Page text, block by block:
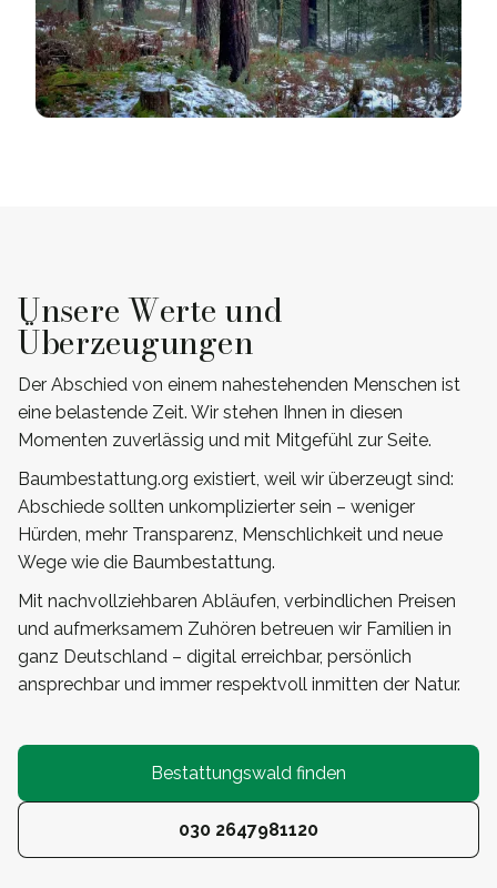
Unsere Werte und
Überzeugungen
Der Abschied von einem nahestehenden Menschen ist
eine belastende Zeit. Wir stehen Ihnen in diesen
Momenten zuverlässig und mit Mitgefühl zur Seite.
Baumbestattung.org existiert, weil wir überzeugt sind:
Abschiede sollten unkomplizierter sein – weniger
Hürden, mehr Transparenz, Menschlichkeit und neue
Wege wie die Baumbestattung.
Mit nachvollziehbaren Abläufen, verbindlichen Preisen
und aufmerksamem Zuhören betreuen wir Familien in
ganz Deutschland – digital erreichbar, persönlich
ansprechbar und immer respektvoll inmitten der Natur.
Bestattungswald finden
030 2647981120